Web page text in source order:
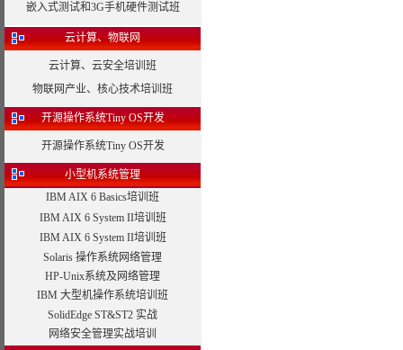
嵌入式测试和3G手机硬件测试班
云计算、物联网
云计算、云安全培训班
物联网产业、核心技术培训班
开源操作系统Tiny OS开发
开源操作系统Tiny OS开发
小型机系统管理
IBM AIX 6 Basics培训班
IBM AIX 6 System II培训班
IBM AIX 6 System II培训班
Solaris 操作系统网络管理
HP-Unix系统及网络管理
IBM 大型机操作系统培训班
SolidEdge ST&ST2 实战
网络安全管理实战培训